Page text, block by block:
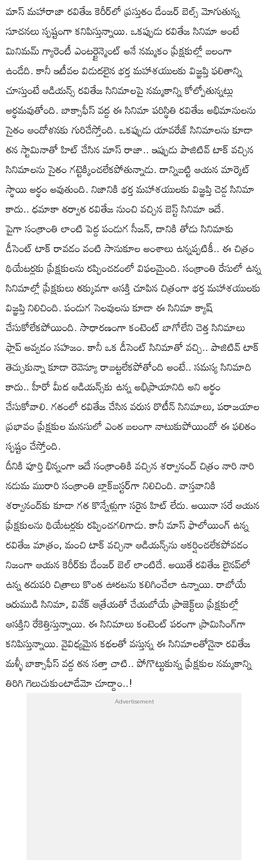
మాస్ మహారాజా రవితేజ కెరీర్‌లో ప్రస్తుతం డేంజర్ బెల్స్ మోగుతున్న
సూచనలు స్పష్టంగా కనిపిస్తున్నాయి. ఒకప్పుడు రవితేజ సినిమా అంటే
మినిమమ్ గ్యారెంటీ ఎంటర్టైన్మెంట్ అనే నమ్మకం ప్రేక్షకుల్లో బలంగా
ఉండేది. కానీ ఇటీవల విడుదలైన భర్త మహాశయులకు విజ్ఞప్తి ఫలితాన్ని
చూస్తుంటే ఆడియన్స్ రవితేజ సినిమాలపై నమ్మకాన్ని కోల్పోతున్నట్లు
అర్థమవుతోంది. బాక్సాఫీస్ వద్ద ఈ సినిమా పరిస్థితి రవితేజ అభిమానులను
సైతం ఆందోళనకు గురిచేస్తోంది. ఒకప్పుడు యావరేజ్ సినిమాలను కూడా
తన స్టామినాతో హిట్ చేసిన మాస్ రాజా.. ఇప్పుడు పాజిటివ్ టాక్ వచ్చిన
సినిమాలను సైతం గట్టెక్కించలేకపోతున్నాడు. దాన్నిబట్టి ఆయన మార్కెట్
స్థాయి అర్థం అవుతుంది. నిజానికి భర్త మహాశయులకు విజ్ఞప్తి చెడ్డ సినిమా
కాదు.. ధమాకా తర్వాత రవితేజ నుంచి వచ్చిన బెస్ట్ సినిమా ఇదే.
పైగా సంక్రాంతి లాంటి పెద్ద పండుగ సీజన్, దానికి తోడు సినిమాకు
డీసెంట్ టాక్ రావడం వంటి సానుకూల అంశాలు ఉన్నప్పటికీ.. ఈ చిత్రం
థియేటర్లకు ప్రేక్షకులను రప్పించడంలో విఫలమైంది. సంక్రాంతి రేసులో ఉన్న
సినిమాల్లో ప్రేక్షకులు తక్కువగా ఆసక్తి చూపిన చిత్రంగా భర్త మహాశయులకు
విజ్ఞప్తి నిలిచింది. పండుగ సెలవులను కూడా ఈ సినిమా క్యాష్
చేసుకోలేకపోయింది. సాధారణంగా కంటెంట్ బాగోలేని చెత్త సినిమాలు
ఫ్లాప్ అవ్వడం సహజం. కానీ ఒక డీసెంట్ సినిమాతో వచ్చి.. పాజిటివ్ టాక్
తెచ్చుకున్నా కూడా రెవెన్యూ రాబట్టలేకపోతోంది అంటే.. సమస్య సినిమాది
కాదు.. హీరో మీద ఆడియన్స్‌కు ఉన్న అభిప్రాయానిది అని అర్థం
చేసుకోవాలి. గతంలో రవితేజ చేసిన వరుస రొటీన్ సినిమాలు, పరాజయాల
ప్రభావం ప్రేక్షకుల మనసులో ఎంత బలంగా నాటుకుపోయిందో ఈ ఫలితం
స్పష్టం చేస్తోంది.
దీనికి పూర్తి భిన్నంగా ఇదే సంక్రాంతికి వచ్చిన శర్వానంద్ చిత్రం నారి నారి
నడుమ మురారి సంక్రాంతి బ్లాక్‌బస్టర్‌గా నిలిచింది. వాస్తవానికి
శర్వానంద్‌కు కూడా గత కొన్నేళ్లుగా సరైన హిట్ లేదు. అయినా సరే ఆయన
ప్రేక్షకులను థియేటర్లకు రప్పించగలిగాడు. కానీ మాస్ ఫాలోయింగ్ ఉన్న
రవితేజ మాత్రం, మంచి టాక్ వచ్చినా ఆడియన్స్‌ను ఆకర్షించలేకపోవడం
నిజంగా ఆయన కెరీర్‌కు డేంజర్ బెల్ లాంటిదే. అయితే రవితేజ లైనప్‌లో
ఉన్న తదుపరి చిత్రాలు కొంత ఊరటను కలిగించేలా ఉన్నాయి. రాబోయే
ఇరుముడి సినిమా, వివేక్ ఆత్రేయతో చేయబోయే ప్రాజెక్ట్‌లు ప్రేక్షకుల్లో
ఆసక్తిని రేకెత్తిస్తున్నాయి. ఈ సినిమాలు కంటెంట్ పరంగా ప్రామిసింగ్‌గా
కనిపిస్తున్నాయి. వైవిధ్యమైన కథలతో వస్తున్న ఈ సినిమాలతోనైనా రవితేజ
మళ్ళీ బాక్సాఫీస్ వద్ద తన సత్తా చాటి.. పోగొట్టుకున్న ప్రేక్షకుల నమ్మకాన్ని
తిరిగి గెలుచుకుంటాడేమో చూద్దాం..!